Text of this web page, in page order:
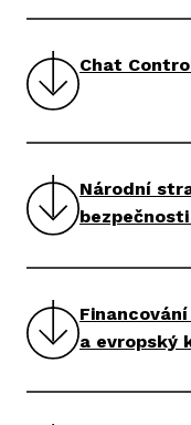
Chat
Národní
a evropský